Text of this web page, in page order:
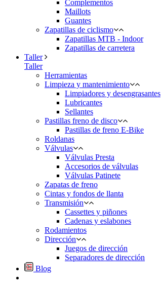
Complementos
Maillots
Guantes
Zapatillas de ciclismo
Zapatillas MTB - Indoor
Zapatillas de carretera
Taller
Taller
Herramientas
Limpieza y mantenimiento
Limpiadores y desengrasantes
Lubricantes
Sellantes
Pastillas freno de disco
Pastillas de freno E-Bike
Roldanas
Válvulas
Válvulas Presta
Accesorios de válvulas
Válvulas Patinete
Zapatas de freno
Cintas y fondos de llanta
Transmisión
Cassettes y piñones
Cadenas y eslabones
Rodamientos
Dirección
Juegos de dirección
Separadores de dirección
Blog